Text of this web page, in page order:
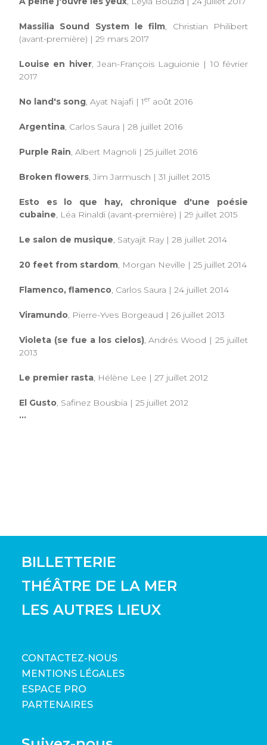
Massilia Sound System le film, Christian Philibert
(avant-première) | 29 mars 2017
Louise en hiver, Jean-François Laguionie | 10 février
2017
No land's song, Ayat Najafi | 1er août 2016
Argentina, Carlos Saura | 28 juillet 2016
Purple Rain, Albert Magnoli | 25 juillet 2016
Broken flowers, Jim Jarmusch | 31 juillet 2015
Esto es lo que hay, chronique d'une poésie
cubaine, Léa Rinaldi (avant-première) | 29 juillet 2015
Le salon de musique, Satyajit Ray | 28 juillet 2014
20 feet from stardom, Morgan Neville | 25 juillet 2014
Flamenco, flamenco, Carlos Saura | 24 juillet 2014
Viramundo, Pierre-Yves Borgeaud | 26 juillet 2013
Violeta (se fue a los cielos), Andrés Wood | 25 juillet
2013
Le premier rasta, Hélène Lee | 27 juillet 2012
El Gusto, Safinez Bousbia | 25 juillet 2012
...
BILLETTERIE
THÉÂTRE DE LA MER
LES AUTRES LIEUX
CONTACTEZ-NOUS
MENTIONS LÉGALES
ESPACE PRO
PARTENAIRES